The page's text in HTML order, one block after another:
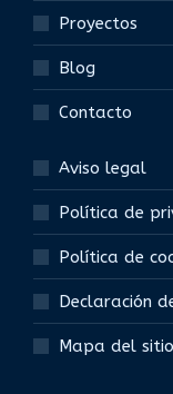
Proyectos
Blog
Contacto
Aviso legal
Política de
Política de
Declaración
Mapa del